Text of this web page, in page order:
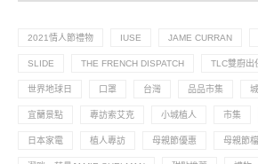
2021情人節禮物 IUSE JAME CURRAN
SLIDE THE FRENCH DISPATCH TLC雙廚出
世界地球日 口罩 台灣 品品市集
宜蘭景點 專訪索艾克 小城植人 市集
日本家電 植人專訪 母親節優惠 母親節